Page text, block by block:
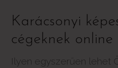
Karácsonyi
cégeknek online
Ilyen egyszerűen lehet